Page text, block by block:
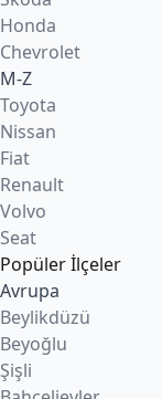
Honda
Chevrolet
M-Z
Toyota
Nissan
Fiat
Renault
Volvo
Seat
Popüler İlçeler
Avrupa
Beylikdüzü
Beyoğlu
Şişli